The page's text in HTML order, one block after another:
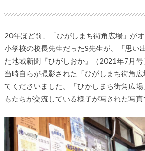
20年ほど前、「ひがしまち街角広場」が
小学校の校長先生だったS先生が、「思い
た地域新聞『ひがしおか』（2021年7月号
当時自らが撮影された「ひがしまち街角
てくださいました。「ひがしまち街角広
もたちが交流している様子が写された写真